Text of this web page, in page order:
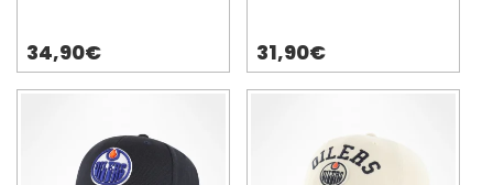
34,90€ 31,90€